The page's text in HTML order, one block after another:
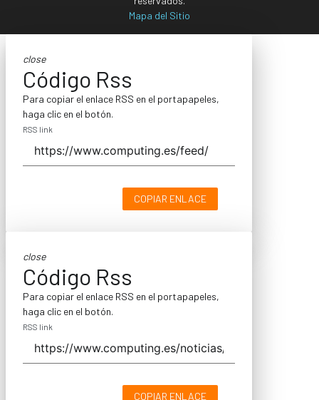
Mapa del Sitio
close
Código Rss
Para copiar el enlace RSS en el portapapeles,
haga clic en el botón.
RSS link
COPIAR ENLACE
close
Código Rss
Para copiar el enlace RSS en el portapapeles,
haga clic en el botón.
RSS link
COPIAR ENLACE